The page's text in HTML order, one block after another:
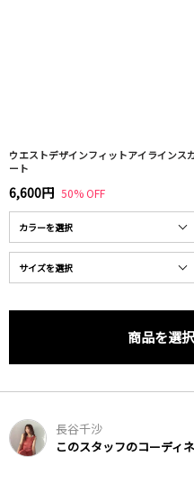
ウエストデザインフィットアイラインス
ート
6,600円 50% OFF
商品を選
長谷千沙
このスタッフのコーディ